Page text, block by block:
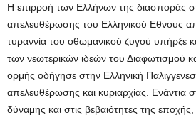
Η επιρροή των Ελλήνων της διασποράς
απελευθέρωσης του Ελληνικού Εθνους
τυραννία του οθωμανικού ζυγού υπήρξε
των νεωτερικών ιδεών του Διαφωτισμού
ορμής οδήγησε στην Ελληνική
απελευθέρωσης και κυριαρχίας. Ενάντια
δύναμης και στις βεβαιότητες της